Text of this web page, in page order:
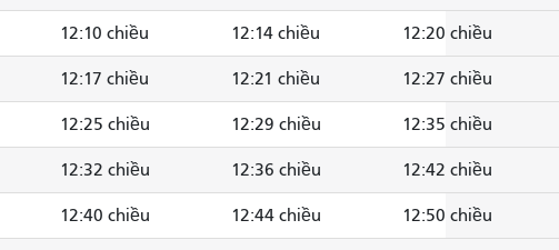
12:10 chiều 12:14 chiều 12:20 chiều
12:17 chiều 12:21 chiều 12:27 chiều
12:25 chiều 12:29 chiều 12:35 chiều
12:32 chiều 12:36 chiều 12:42 chiều
12:40 chiều 12:44 chiều 12:50 chiều